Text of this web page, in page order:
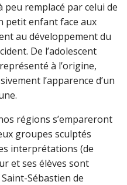
peu remplacé par celui de
petit enfant face aux
au développement du
De l’adolescent
à l’origine,
l’apparence d’un
régions s’empareront
groupes sculptés
interprétations (de
et ses élèves sont
Sébastien de